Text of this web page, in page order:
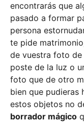
encontrarás que
pasado a formar
persona
te pide
de vuestra foto
poste de la luz o
foto que de otro
bien que pudieras
estos objetos no
borrador mágico